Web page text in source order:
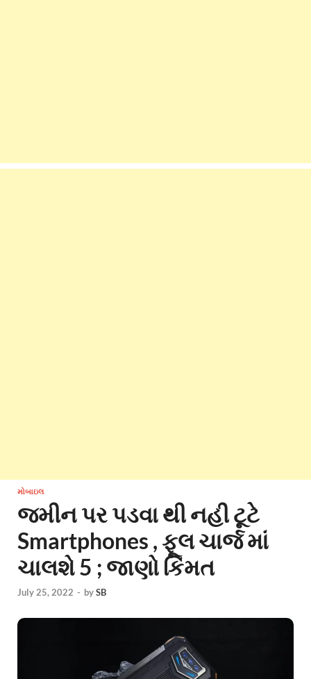
મોબાઇલ
જમીન પર પડવા થી નહી ટૂટે
Smartphones , ફૂલ ચાર્જ માં
ચાલશે 5 ; જાણો કિંમત
July 25, 2022 - bySB